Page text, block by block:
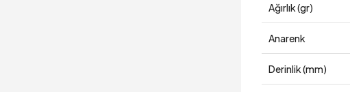
Ağırlık (gr)
Anarenk
Derinlik (mm)